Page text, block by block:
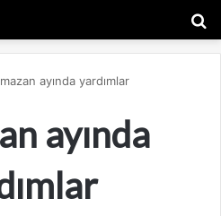
ayında yardımlar
ayında